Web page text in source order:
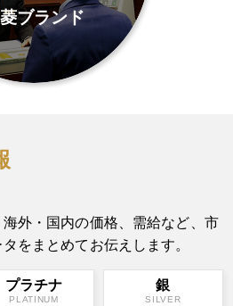
ブランド
外・国内の価格、需給など、市
をまとめてお伝えします。
プラチナ
PLATINUM
銀
SILVER